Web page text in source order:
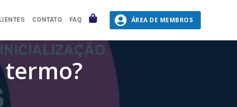
CONTATO FAQ CARRINHO ÁREA DE MEMBROS
termo?